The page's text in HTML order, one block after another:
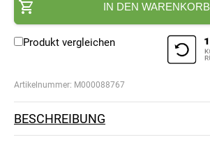
IN DEN WARENKORB
Produkt vergleichen
Artikelnummer: M000088767
BESCHREIBUNG